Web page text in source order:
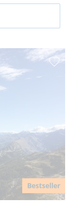
Bestseller